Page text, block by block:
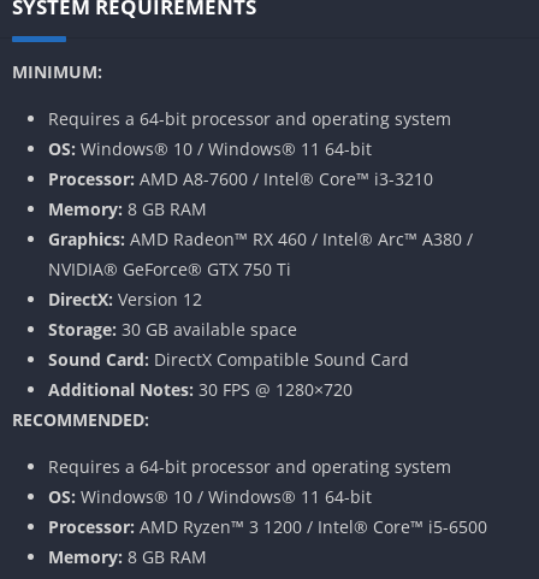
SYSTEM REQUIREMENTS
MINIMUM:
Requires a 64-bit processor and operating system
OS: Windows® 10 / Windows® 11 64-bit
Processor: AMD A8-7600 / Intel® Core™ i3-3210
Memory: 8 GB RAM
Graphics: AMD Radeon™ RX 460 / Intel® Arc™ A380 /
NVIDIA® GeForce® GTX 750 Ti
DirectX: Version 12
Storage: 30 GB available space
Sound Card: DirectX Compatible Sound Card
Additional Notes: 30 FPS @ 1280×720
RECOMMENDED:
Requires a 64-bit processor and operating system
OS: Windows® 10 / Windows® 11 64-bit
Processor: AMD Ryzen™ 3 1200 / Intel® Core™ i5-6500
Memory: 8 GB RAM